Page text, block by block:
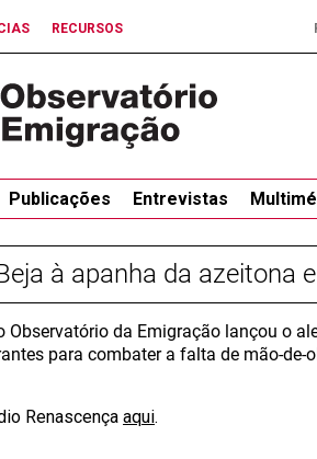
RECURSOS
Publicações Entrevistas
à apanha da azeitona
Observatório da Emigração lançou o
para combater a falta de mão-de-
Renascença aqui.